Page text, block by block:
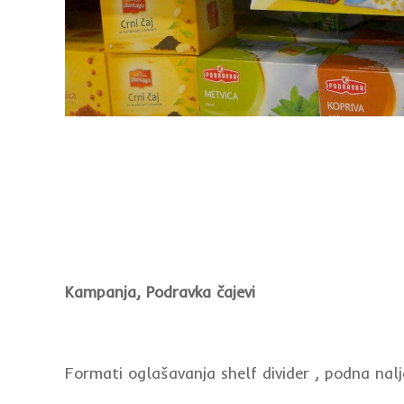
Kampanja, Podravka čajevi
Formati oglašavanja shelf divider , podna